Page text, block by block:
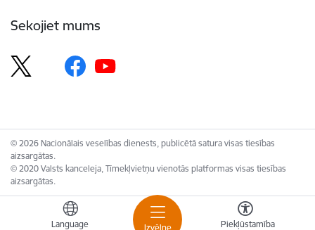
Izvēlne
Language Piekļūstamība
Sekojiet mums
© 2026 Nacionālais veselības dienests, publicētā satura visas tiesības
aizsargātas.
© 2020 Valsts kanceleja, Tīmekļvietņu vienotās platformas visas tiesības
aizsargātas.